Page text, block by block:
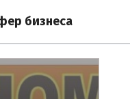
бизнеса